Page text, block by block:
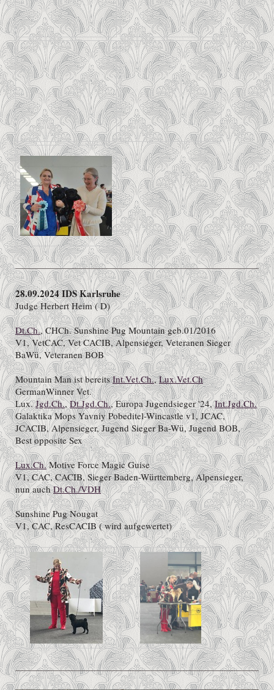
28.09.2024 IDS Karlsruhe
Judge Herbert Heim ( D)
Dt.Ch., CHCh. Sunshine Pug Mountain geb.01/2016
V1, VetCAC, Vet CACIB, Alpensieger, Veteranen Sieger
BaWü, Veteranen BOB
Mountain Man ist bereitsInt.Vet.Ch.,Lux.Vet.Ch
GermanWinner Vet.
Lux.Jgd.Ch.,Dt.Jgd.Ch., Europa Jugendsieger '24,Int.Jgd.Ch.
Galaktika Mops Yavniy Pobeditel-Wincastle v1, JCAC,
JCACIB, Alpensieger, Jugend Sieger Ba-Wü, Jugend BOB,
Best opposite Sex
Lux.Ch.Motive Force Magic Guise
V1, CAC, CACIB, Sieger Baden-Württemberg, Alpensieger,
nun auchDt.Ch./VDH
Sunshine Pug Nougat
V1, CAC, ResCACIB ( wird aufgewertet)